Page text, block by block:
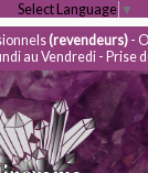
Select Language ▼
(revendeurs)-
au Vendredi - Prise